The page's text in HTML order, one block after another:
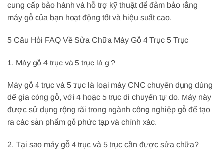
cung cấp bảo hành và hỗ trợ kỹ thuật để đảm bảo rằng
máy gỗ của bạn hoạt động tốt và hiệu suất cao.
5 Câu Hỏi FAQ Về Sửa Chữa Máy Gỗ 4 Trục 5 Trục
1. Máy gỗ 4 trục và 5 trục là gì?
Máy gỗ 4 trục và 5 trục là loại máy CNC chuyên dụng dùng
để gia công gỗ, với 4 hoặc 5 trục di chuyển tự do. Máy này
được sử dụng rộng rãi trong ngành công nghiệp gỗ để tạo
ra các sản phẩm gỗ phức tạp và chính xác.
2. Tại sao máy gỗ 4 trục và 5 trục cần được sửa chữa?